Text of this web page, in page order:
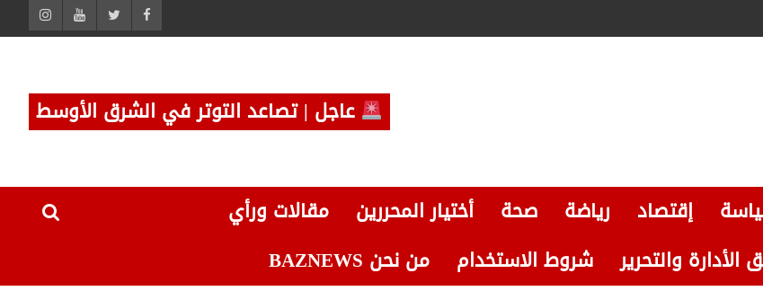
عاجل | تصاعد التوتر في الشرق الأوسط
إقتصاد رياضة صحة أختيار المحررين
مقالات ورأي
الأدارة والتحرير شروط الاستخدام
من نحن BAZNEWS